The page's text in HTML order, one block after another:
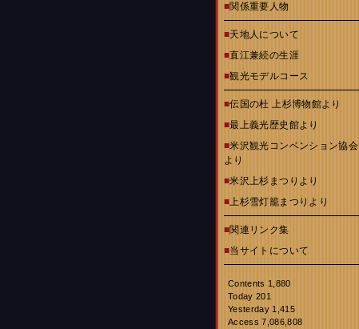
■関係重要人物
■天地人について
■直江兼続の生涯
■観光モデルコース
■伝国の杜 上杉博物館より
■最上義光歴史館より
■米沢観光コンベンション協会
より
■米沢上杉まつりより
■上杉雪灯籠まつりより
■関連リンク集
■当サイトについて
Contents 1,880
Today 201
Yesterday 1,415
Access 7,086,808